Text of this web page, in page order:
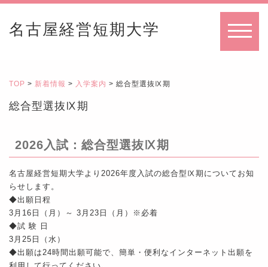
名古屋経営短期大学
TOP > 新着情報 > 入学案内 > 総合型選抜Ⅸ期
総合型選抜Ⅸ期
2026入試：総合型選抜Ⅸ期
名古屋経営短期大学より2026年度入試の総合型Ⅸ期についてお知
らせします。
◆出願日程
3月16日（月）～ 3月23 日（月）※必着
◆試 験 日
3月25日（水）
◆出願は24時間出願可能で、簡単・便利なインターネット出願を